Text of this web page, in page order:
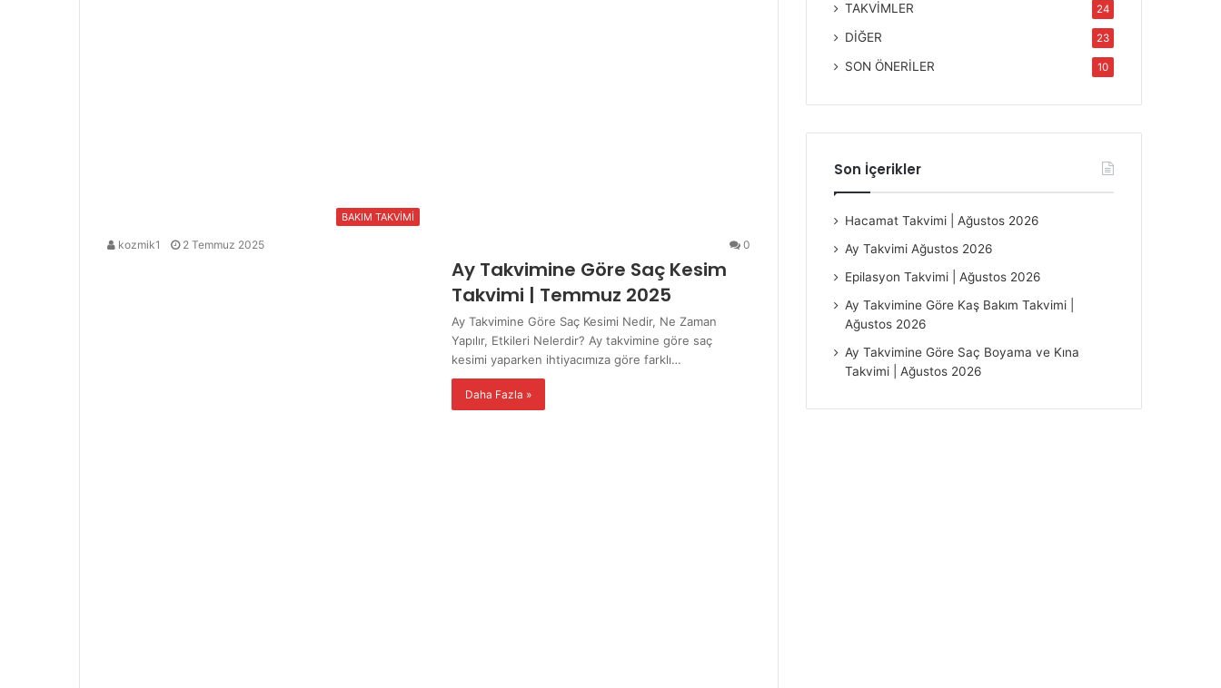
BAKIM TAKVİMİ
kozmik1 2 Temmuz 2025 0
Ay Takvimine Göre Saç Kesim
Takvimi | Temmuz 2025
Ay Takvimine Göre Saç Kesimi Nedir, Ne Zaman
Yapılır, Etkileri Nelerdir? Ay takvimine göre saç
kesimi yaparken ihtiyacımıza göre farklı…
Daha Fazla »
TAKVİMLER 24
DİĞER 23
SON ÖNERİLER 10
Son İçerikler
Hacamat Takvimi | Ağustos 2026
Ay Takvimi Ağustos 2026
Epilasyon Takvimi | Ağustos 2026
Ay Takvimine Göre Kaş Bakım Takvimi |
Ağustos 2026
Ay Takvimine Göre Saç Boyama ve Kına
Takvimi | Ağustos 2026